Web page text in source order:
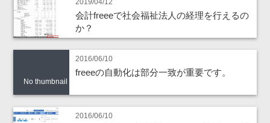
2019/04/12
会計freeeで社会福祉法人の経理を行えるの
か？
No thumbnail
2016/06/10
freeeの自動化は部分一致が重要です。
2016/06/10